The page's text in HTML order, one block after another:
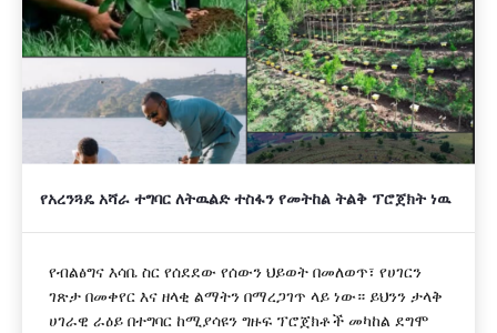
የአረንጓዴ አሻራ ተግባር ለትዉልድ ተስፋን የመትከል ትልቅ ፕሮጀክት ነዉ
የብልፅግና እሳቤ ስር የሰደደው የሰውን ህይወት በመለወጥ፣ የሀገርን
ገጽታ በመቀየር እና ዘላቂ ልማትን በማረጋገጥ ላይ ነው። ይህንን ታላቅ
ሀገራዊ ራዕይ በተግባር ከሚያሳዩን ግዙፍ ፕሮጀክቶች መካከል ደግሞ